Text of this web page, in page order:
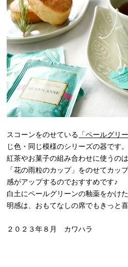
スコーンをのせている 「ペールグリ
じ色・同じ模様のシリーズの器です。
紅茶やお菓子の組み合わせに使うの
「花の雨粒のカップ」をのせてカッ
感がアップするのでおすすめです♪
白土にペールグリーンの釉薬をかけ
明感は、おもてなしの席でもきっと
２０２３年８月 カワハラ